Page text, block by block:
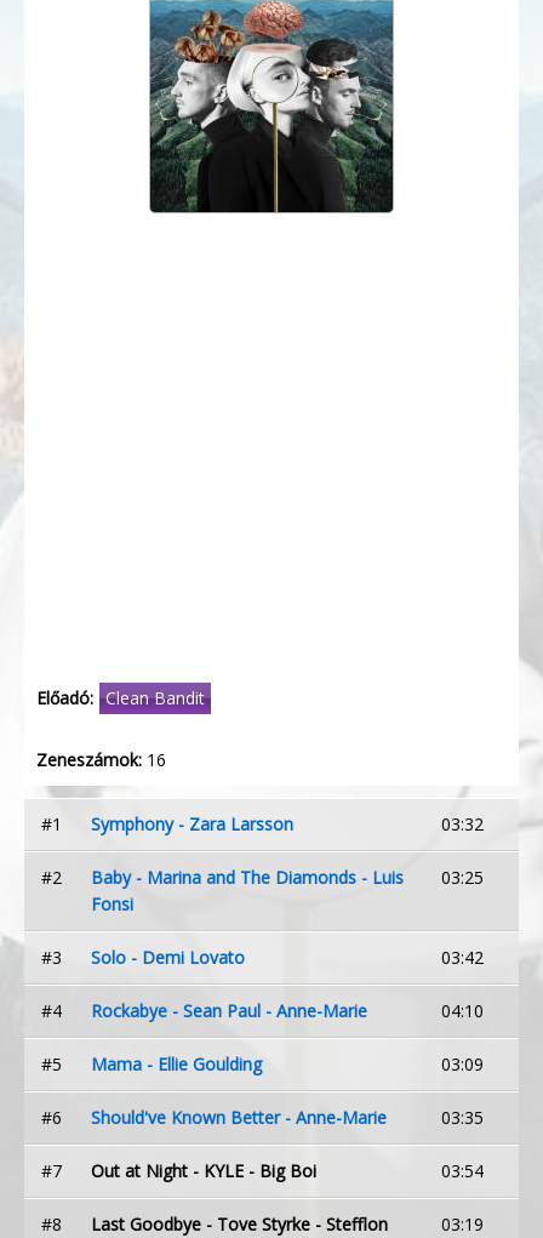
Előadó: Clean Bandit
Zeneszámok: 16
#1 Symphony - Zara Larsson 03:32
#2
Baby - Marina and The Diamonds - Luis
Fonsi
03:25
#3 Solo - Demi Lovato 03:42
#4 Rockabye - Sean Paul - Anne-Marie 04:10
#5 Mama - Ellie Goulding 03:09
#6 Should've Known Better - Anne-Marie 03:35
#7 Out at Night - KYLE - Big Boi 03:54
#8
Last Goodbye - Tove Styrke - Stefflon
03:19